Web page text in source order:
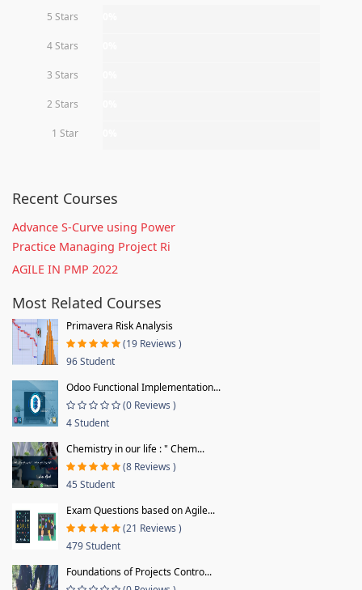
5 Stars
4 Stars
3 Stars
2 Stars
1 Star
Recent Courses
Advance S-Curve using Power
Practice Managing Project Ri
AGILE IN PMP 2022
Most Related Courses
Primavera Risk Analysis
(19 Reviews )
96 Student
Odoo Functional Implementation...
(0 Reviews )
4 Student
Chemistry in our life : " Chem...
(8 Reviews )
45 Student
Exam Questions based on Agile...
(21 Reviews )
479 Student
Foundations of Projects Contro...